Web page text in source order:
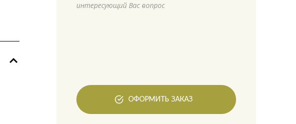
интересующий Вас вопрос
ОФОРМИТЬ ЗАКАЗ